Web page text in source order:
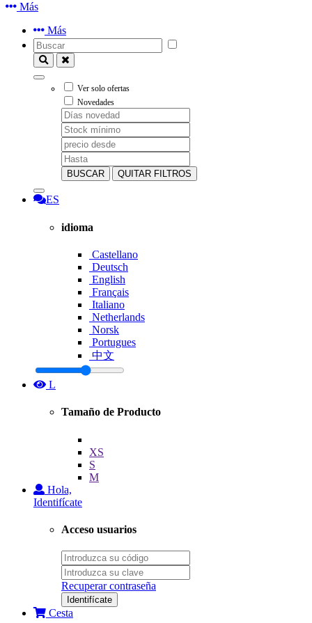
Más
Más
Ver solo ofertas
Novedades
BUSCAR QUITAR FILTROS
ES
idioma
Castellano
Deutsch
English
Français
Italiano
Netherlands
Norsk
Portugues
中文
L
Tamaño de Producto
XS
S
M
Hola,
Identifícate
Acceso usuarios
Recuperar contraseña
Identifícate
Cesta